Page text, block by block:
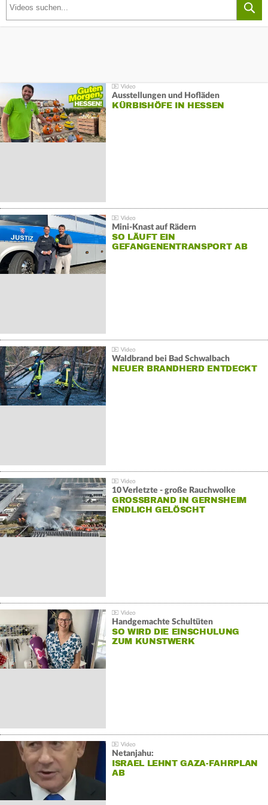
Ausstellungen und Hofläden
KÜRBISHÖFE IN HESSEN
Mini-Knast auf Rädern
SO LÄUFT EIN
GEFANGENENTRANSPORT AB
Waldbrand bei Bad Schwalbach
NEUER BRANDHERD ENTDECKT
10 Verletzte - große Rauchwolke
GROSSBRAND IN GERNSHEIM E
NDLICH GELÖSCHT
Handgemachte Schultüten
SO WIRD DIE EINSCHULUNG
ZUM KUNSTWERK
Netanjahu:
ISRAEL LEHNT GAZA-FAHRPLAN
AB